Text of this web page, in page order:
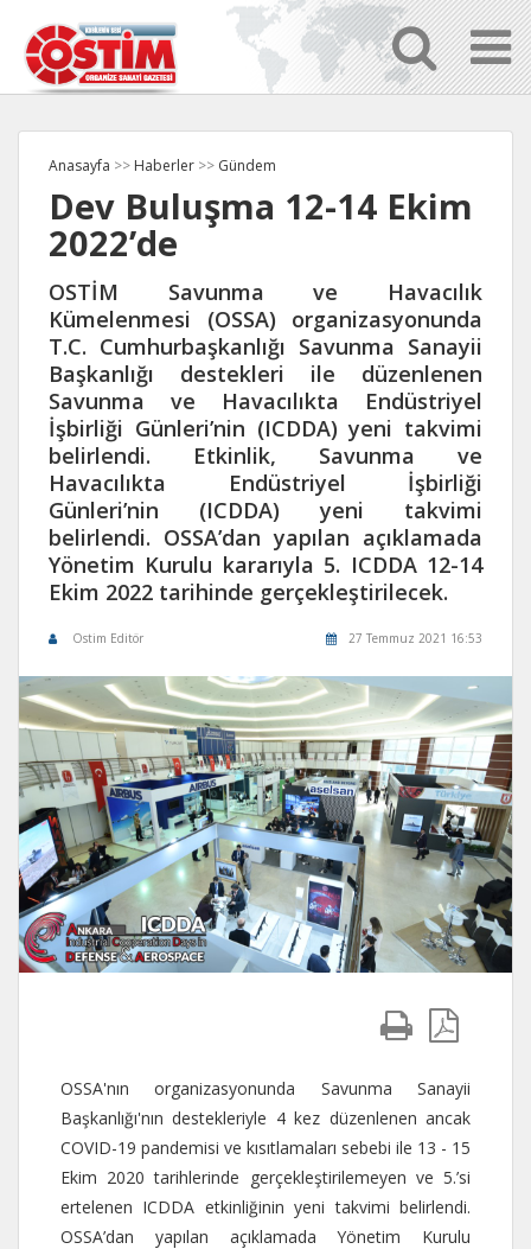
Anasayfa >> Haberler >> Gündem
Dev Buluşma 12-14 Ekim
2022’de
OSTİM Savunma ve Havacılık
Kümelenmesi (OSSA) organizasyonunda
T.C. Cumhurbaşkanlığı Savunma Sanayii
Başkanlığı destekleri ile düzenlenen
Savunma ve Havacılıkta Endüstriyel
İşbirliği Günleri’nin (ICDDA) yeni takvimi
belirlendi. Etkinlik, Savunma ve
Havacılıkta Endüstriyel İşbirliği
Günleri’nin (ICDDA) yeni takvimi
belirlendi. OSSA’dan yapılan açıklamada
Yönetim Kurulu kararıyla 5. ICDDA 12-14
Ekim 2022 tarihinde gerçekleştirilecek.
Ostim Editör 27 Temmuz 2021 16:53
OSSA'nın organizasyonunda Savunma Sanayii
Başkanlığı'nın destekleriyle 4 kez düzenlenen ancak
COVID-19 pandemisi ve kısıtlamaları sebebi ile 13 - 15
Ekim 2020 tarihlerinde gerçekleştirilemeyen ve 5.’si
ertelenen ICDDA etkinliğinin yeni takvimi belirlendi.
OSSA’dan yapılan açıklamada Yönetim Kurulu